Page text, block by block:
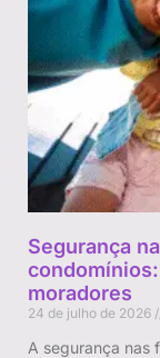
Segurança
moradores
24 de julho de 2026
A segurança nas